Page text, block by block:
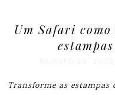
Um Safari
Transforme as estampas